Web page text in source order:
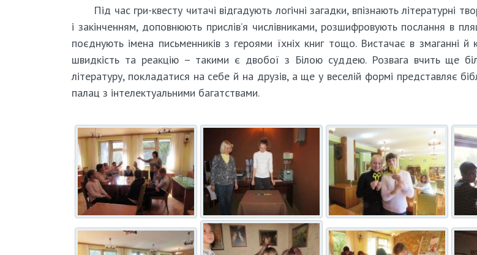
Під час гри-квесту читачі відгадують логічні загадки, впізнають літературні
і закінченням, доповнюють прислів’я числівниками, розшифровують послання в
поєднують імена письменників з героями їхніх книг тощо. Вистачає в змаганні й
швидкість та реакцію – такими є двобої з Білою суддею. Розвага вчить ще
літературу, покладатися на себе й на друзів, а ще у веселій формі представляє
палац з інтелектуальними багатствами.